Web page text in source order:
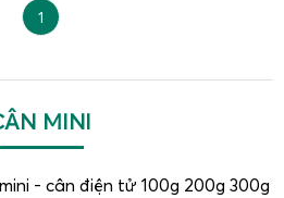
1
MINI
- cân điện tử 100g 200g 300g